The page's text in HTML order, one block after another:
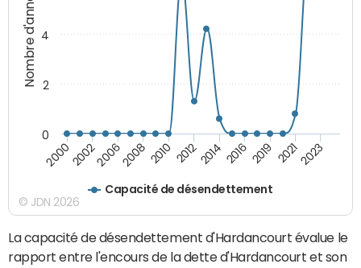
Nombre d'années
Capacité de désendettement
2000200220062008 2010 20122014 2016 2019 20212023
0
2
4
© JDN 2026
La capacité de désendettement d'Hardancourt évalue le
rapport entre l'encours de la dette d'Hardancourt et son